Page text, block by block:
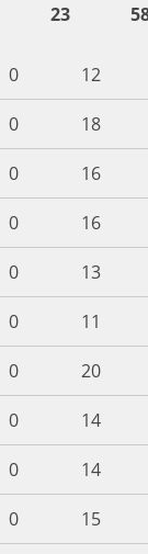
23
0
12
0
18
0
16
0
16
0
13
0
11
0
20
0
14
0
14
0
15